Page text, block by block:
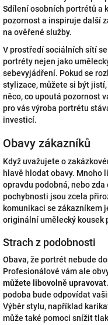
Sdílení osobních portrétů a
pozornost a inspiruje další
na ověřené služby.
V prostředí sociálních sítí
portréty nejen jako
sebevyjádření. Pokud se
stylizace, můžete si být
něco, co upoutá pozornost
pro vás výroba portrétu
investicí.
Obavy zákazníků
Když uvažujete o
hlavě hlodat obavy. Mnoho
opravdu podobná, nebo
pochybnosti jsou zcela
komunikaci se zákazníkem
originální umělecký kousek
Strach z podobnosti
Obava, že portrét nebude
Profesionálové vám ale
můžete libovolně upravovat
podoba bude odpovídat
Výběr stylu, například
může také pomoci snížit